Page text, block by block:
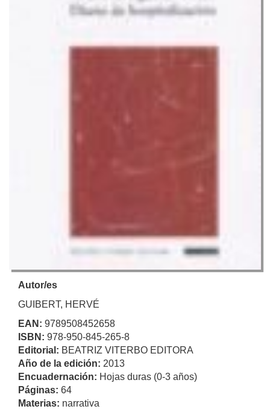
Autor/es
GUIBERT, HERVÉ
EAN: 9789508452658
ISBN: 978-950-845-265-8
Editorial: BEATRIZ VITERBO EDITORA
Año de la edición: 2013
Encuadernación: Hojas duras (0-3 años)
Páginas: 64
Materias: narrativa